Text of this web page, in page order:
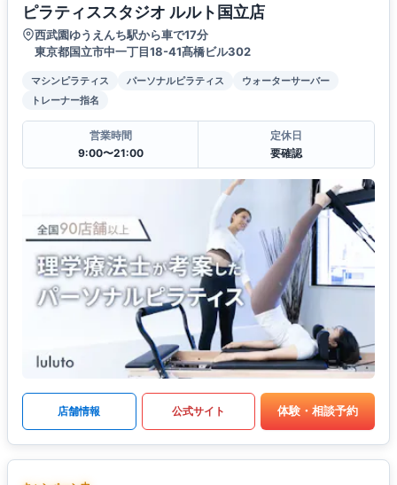
ピラティススタジオ ルルト国立店
西武園ゆうえんち駅から車で17分
東京都国立市中一丁目18-41髙橋ビル302
マシンピラティス パーソナルピラティス
ウォーターサーバー
トレーナー指名
営業時間
9:00〜21:00
定休日
要確認
店舗情報 公式サイト 体験・相談予約